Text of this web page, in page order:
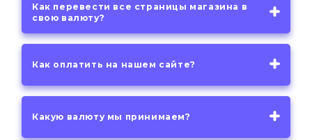
Как перевести все страницы магазина в
свою валюту?
Как оплатить на нашем сайте?
Какую валюту мы принимаем?